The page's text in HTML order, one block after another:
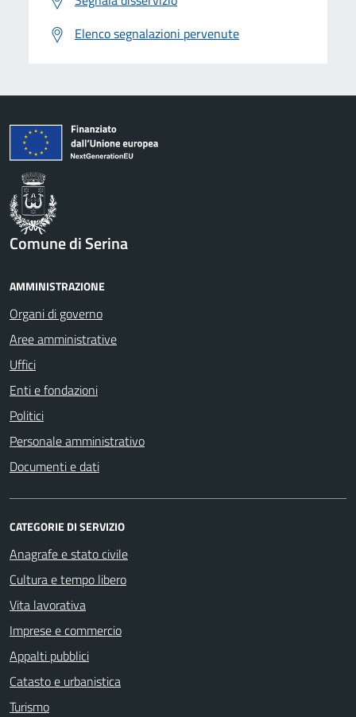
Elenco segnalazioni pervenute
Comune di Serina
AMMINISTRAZIONE
Organi di governo
Aree amministrative
Uffici
Enti e fondazioni
Politici
Personale amministrativo
Documenti e dati
CATEGORIE DI SERVIZIO
Anagrafe e stato civile
Cultura e tempo libero
Vita lavorativa
Imprese e commercio
Appalti pubblici
Catasto e urbanistica
Turismo